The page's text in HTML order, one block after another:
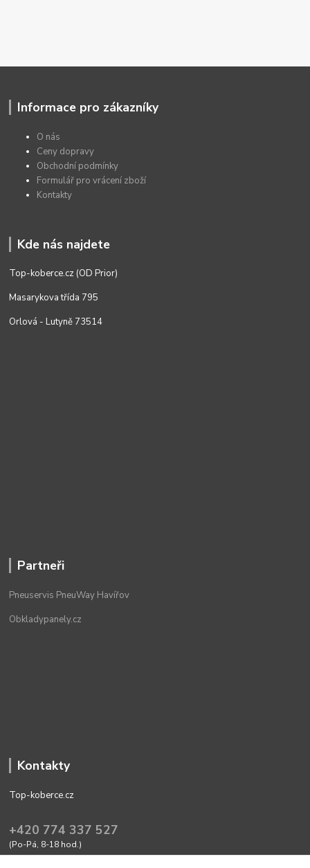
Informace pro zákazníky
O nás
Ceny dopravy
Obchodní podmínky
Formulář pro vrácení zboží
Kontakty
Kde nás najdete
Top-koberce.cz (OD Prior)
Masarykova třída 795
Orlová - Lutyně 73514
Partneři
Pneuservis PneuWay Havířov
Obkladypanely.cz
Kontakty
Top-koberce.cz
+420 774 337 527
(Po-Pá, 8-18 hod.)